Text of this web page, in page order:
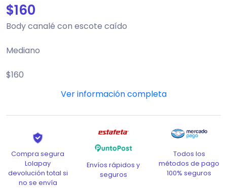
$160
Body canalé con escote caído
Mediano
$160
🔪 Liquida tu prenda o aparta con $100 y termina de
📦 los envíos cuestan $75 comprando por LolaPay y
$90 por fuera 🍫
🌑 Siguientes entregas: 1 de Abril
🌙 Siguientes envíos: 4 de Abril
Compra segura
Lolapay
devolución total si
no se envía
Envíos rápidos y
seguros
Todos los
métodos de pago
100% seguros